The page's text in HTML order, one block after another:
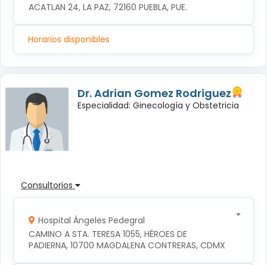
ACATLAN 24, LA PAZ, 72160 PUEBLA, PUE.
Horarios disponibles
Dr. Adrian Gomez Rodriguez
Especialidad: Ginecología y Obstetricia
Consultorios
Hospital Ángeles Pedegral
CAMINO A STA. TERESA 1055, HÉROES DE
PADIERNA, 10700 MAGDALENA CONTRERAS, CDMX